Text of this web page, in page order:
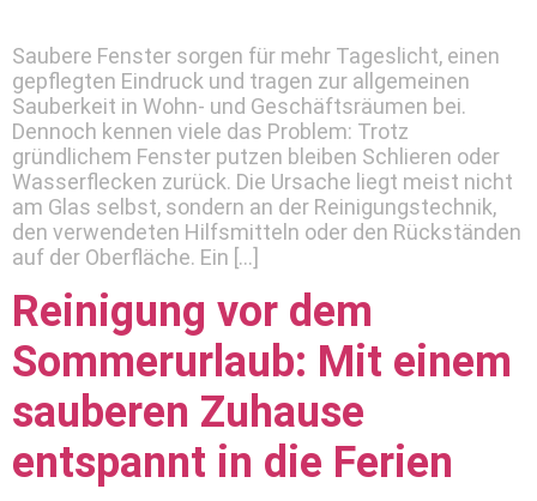
Saubere Fenster sorgen für mehr Tageslicht, einen
gepflegten Eindruck und tragen zur allgemeinen
Sauberkeit in Wohn- und Geschäftsräumen bei.
Dennoch kennen viele das Problem: Trotz
gründlichem Fenster putzen bleiben Schlieren oder
Wasserflecken zurück. Die Ursache liegt meist nicht
am Glas selbst, sondern an der Reinigungstechnik,
den verwendeten Hilfsmitteln oder den Rückständen
auf der Oberfläche. Ein […]
Reinigung vor dem
Sommerurlaub: Mit einem
sauberen Zuhause
entspannt in die Ferien